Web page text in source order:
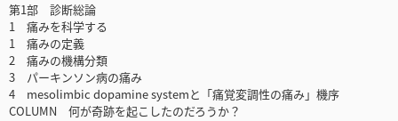
第1部 診断総論
1 痛みを科学する
1 痛みの定義
2 痛みの機構分類
3 パーキンソン病の痛み
4 mesolimbic dopamine systemと「痛覚変調性の痛み」機序
COLUMN 何が奇跡を起こしたのだろうか？